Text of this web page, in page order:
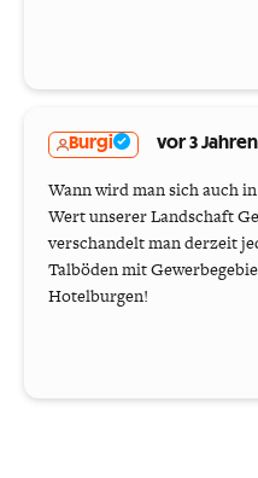
Burgi vor 3 Jahren
Wann wird man sich auch
Wert unserer Landschaft
verschandelt man derzeit
Talböden mit
Hotelburgen!